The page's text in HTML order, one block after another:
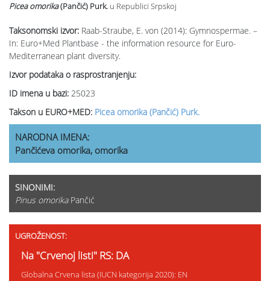
Taksonomski izvor: Raab-Straube, E. von (2014): Gymnospermae. –
In: Euro+Med Plantbase - the information resource for Euro-
Mediterranean plant diversity.
Izvor podataka o rasprostranjenju:
ID imena u bazi: 25023
Takson u EURO+MED: Picea omorika (Pančić) Purk.
Picea omorika(Pančić) Purk. u Republici Srpskoj
NARODNA IMENA:
Pančićeva omorika, omorika
SINONIMI:
Pinus omorikaPančić
UGROŽENOST:
Na "Crvenoj listi" RS: DA
Globalna Crvena lista (IUCN kategorija 2020): EN